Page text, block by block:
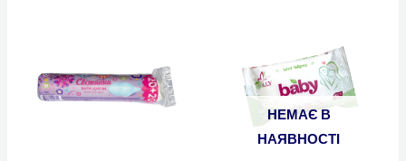
НЕМАЄ В
НАЯВНОСТІ